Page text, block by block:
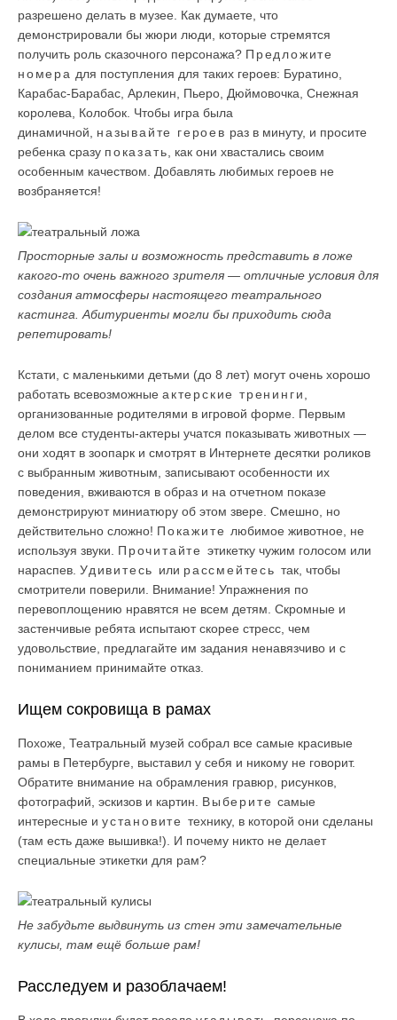
разрешено делать в музее. Как думаете, что
демонстрировали бы жюри люди, которые стремятся
получить роль сказочного персонажа? Предложите
номера для поступления для таких героев: Буратино,
Карабас-Барабас, Арлекин, Пьеро, Дюймовочка, Снежная
королева, Колобок. Чтобы игра была
динамичной, называйте героев раз в минуту, и просите
ребенка сразу показать , как они хвастались своим
особенным качеством. Добавлять любимых героев не
возбраняется!
Просторные залы и возможность представить в ложе
какого-то очень важного зрителя — отличные условия для
создания атмосферы настоящего театрального
кастинга. Абитуриенты могли бы приходить сюда
репетировать!
Кстати, с маленькими детьми (до 8 лет) могут очень хорошо
работать всевозможные актерские тренинги
организованные родителями в игровой форме. Первым
делом все студенты-актеры учатся показывать животных —
они ходят в зоопарк и смотрят в Интернете десятки роликов
с выбранным животным, записывают особенности их
поведения, вживаются в образ и на отчетном показе
демонстрируют миниатюру об этом звере. Смешно, но
действительно сложно! Покажите любимое животное, не
используя звуки. Прочитайте этикетку чужим голосом или
нараспев. Удивитесь или рассмейтесь так, чтобы
смотрители поверили. Внимание! Упражнения по
перевоплощению нравятся не всем детям. Скромные и
застенчивые ребята испытают скорее стресс, чем
удовольствие, предлагайте им задания ненавязчиво и с
пониманием принимайте отказ.
Ищем сокровища в рамах
Похоже, Театральный музей собрал все самые красивые
рамы в Петербурге, выставил у себя и никому не говорит.
Обратите внимание на обрамления гравюр, рисунков,
фотографий, эскизов и картин. Выберитесамые
интересные и установите технику, в которой они сделаны
(там есть даже вышивка!). И почему никто не делает
специальные этикетки для рам?
Не забудьте выдвинуть из стен эти замечательные
кулисы, там ещё больше рам!
Расследуем и разоблачаем!